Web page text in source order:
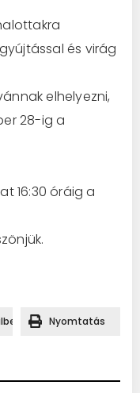
és virág
elhelyezni,
28-ig a
16:30 óráig a
Nyomtatás